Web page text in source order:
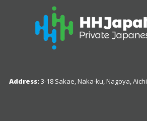
Address:3-18 Sakae, Naka-ku, Nagoya,